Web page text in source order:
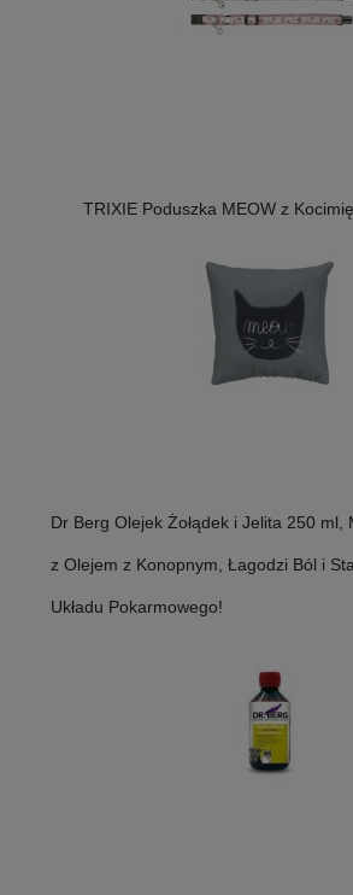
TRIXIE Poduszka MEOW z
Dr Berg Olejek Żołądek i Jelita 250 ml,
z Olejem z Konopnym, Łagodzi Ból i
Układu Pokarmowego!